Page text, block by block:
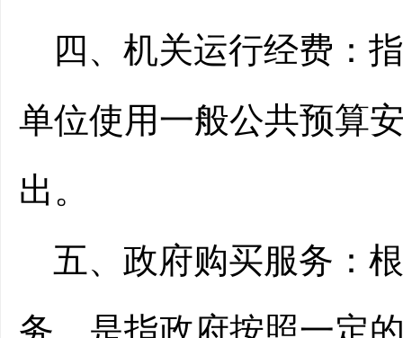
四、机关运行经费：
单位使用一般公共预算
出。
五、政府购买服务：